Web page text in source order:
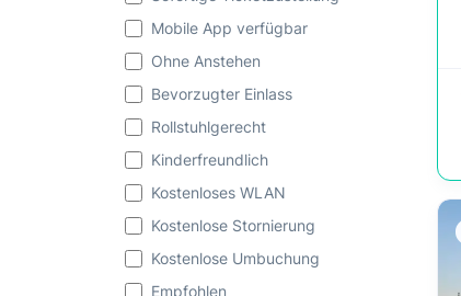
Mobile App verfügbar
Ohne Anstehen
Bevorzugter Einlass
Rollstuhlgerecht
Kinderfreundlich
Kostenloses WLAN
Kostenlose Stornierung
Kostenlose Umbuchung
Empfohlen